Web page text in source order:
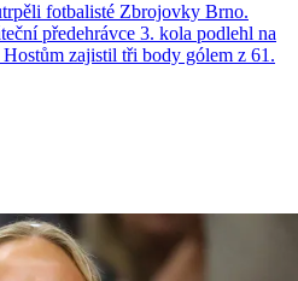
fotbalisté Zbrojovky Brno.
předehrávce 3. kola podlehl na
zajistil tři body gólem z 61.